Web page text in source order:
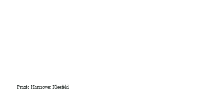
Praxis Hannover Kleefeld